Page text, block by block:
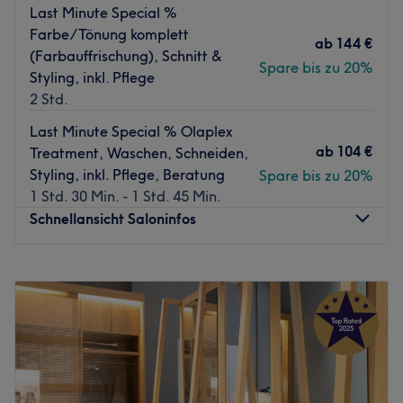
deinen Haaren rauszuholen und dass du den Salon mit
einem breiten Lächeln im Gesicht verlässt.
Was uns an dem Salon gefällt:
Atmosphäre: Modern, elegant, professionell.
Expertise: Haarschnitte & -colorationen.
Extras: Der Salon befindet sich mitten im Zentrum und ist
somit super erreichbar.
Sprachen: Deutsch, Englisch und Türkisch
Zurück zur Salonansicht
Last Minute Special %
Farbe/Tönung komplett
(Farbauffrischung), Schnitt &
Styling, inkl. Pflege
2 Std.
ab 144 €
Spare bis zu 20%
Last Minute Special % Olaplex
Treatment, Waschen, Schneiden,
Styling, inkl. Pflege, Beratung
1 Std. 30 Min. - 1 Std. 45 Min.
ab 104 €
Spare bis zu 20%
Schnellansicht Saloninfos
Dienstag
09:00
20:00
09:00
20:00
Donnerstag
09:00 –20:00
Freitag
09:00
20:00
Samstag
09:00 –
Sonntag
Geschlossen